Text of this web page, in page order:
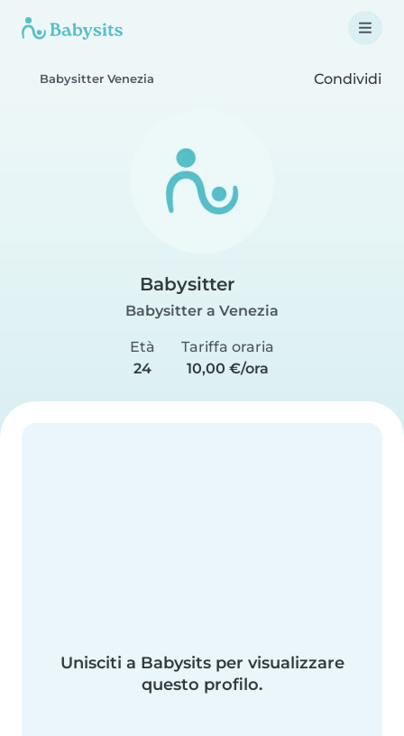
Babysitter Venezia Condividi
Babysitter
Babysitter a Venezia
Età
24
Tariffa oraria
10,00 €/ora
Unisciti a Babysits per visualizzare
questo profilo.